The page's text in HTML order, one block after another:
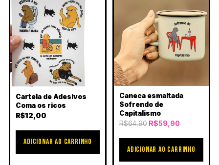
Cartela de Adesivos
Coma os ricos
R$12,00
ADICIONAR AO CARRINHO
Caneca esmaltada
Sofrendo de
Capitalismo
R$64,90 O preço original
R$59,90O preço
ADICIONAR AO CARRINHO